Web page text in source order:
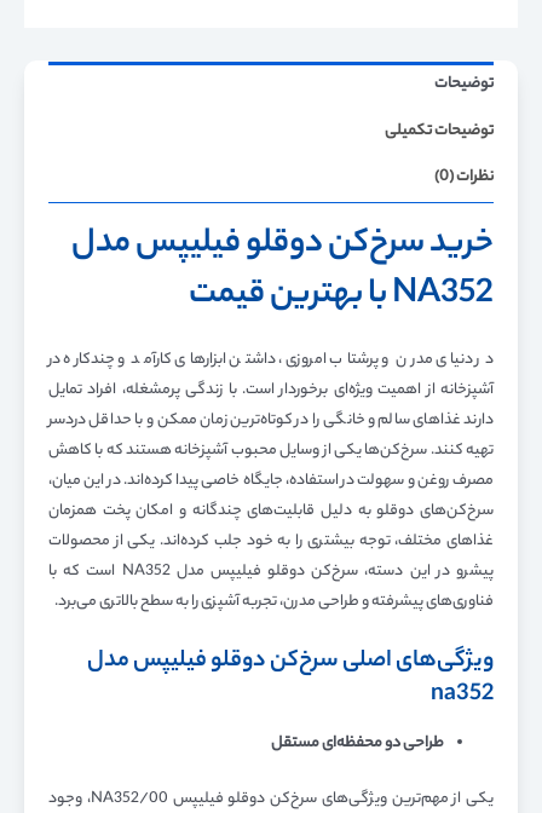
توضیحات
توضیحات تکمیلی
نظرات (0)
خرید سرخ‌کن دوقلو فیلیپس مدل
NA352 با بهترین قیمت
در دنیای مدرن و پرشتاب امروزی، داشتن ابزارهای کارآمد و چندکاره در
آشپزخانه از اهمیت ویژه‌ای برخوردار است. با زندگی پرمشغله، افراد تمایل
دارند غذاهای سالم و خانگی را در کوتاه‌ترین زمان ممکن و با حداقل دردسر
تهیه کنند. سرخ‌کن‌ها یکی از وسایل محبوب آشپزخانه هستند که با کاهش
مصرف روغن و سهولت در استفاده، جایگاه خاصی پیدا کرده‌اند. در این میان،
سرخ‌کن‌های دوقلو به دلیل قابلیت‌های چندگانه و امکان پخت همزمان
غذاهای مختلف، توجه بیشتری را به خود جلب کرده‌اند. یکی از محصولات
پیشرو در این دسته، سرخ‌کن دوقلو فیلیپس مدل NA352 است که با
فناوری‌های پیشرفته و طراحی مدرن، تجربه آشپزی را به سطح بالاتری می‌برد.
ویژگی‌های اصلی سرخ‌کن دوقلو فیلیپس مدل
na352
طراحی دو محفظه‌ای مستقل
یکی از مهم‌ترین ویژگی‌های سرخ‌کن دوقلو فیلیپس NA352/00، وجود